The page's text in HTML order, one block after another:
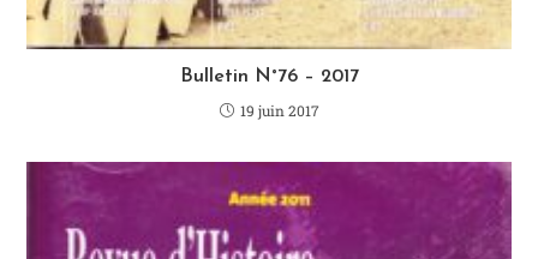
Bulletin N°76 – 2017
19 juin 2017